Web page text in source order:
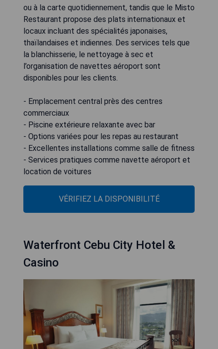
ou à la carte quotidiennement, tandis que le Misto
Restaurant propose des plats internationaux et
locaux incluant des spécialités japonaises,
thaïlandaises et indiennes. Des services tels que
la blanchisserie, le nettoyage à sec et
l’organisation de navettes aéroport sont
disponibles pour les clients.
- Emplacement central près des centres
commerciaux
- Piscine extérieure relaxante avec bar
- Options variées pour les repas au restaurant
- Excellentes installations comme salle de fitness
- Services pratiques comme navette aéroport et
location de voitures
VÉRIFIEZ LA DISPONIBILITÉ
Waterfront Cebu City Hotel &
Casino